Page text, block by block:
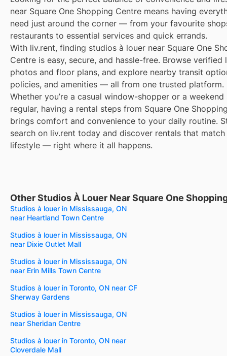
near Square One Shopping Centre means having
need just around the corner — from your favourite
restaurants to essential services and quick errands.
With liv.rent, finding studios à louer near Square One
Centre is easy, secure, and hassle-free. Browse verified
photos and floor plans, and explore nearby transit
policies, and amenities — all from one trusted platform.
Whether you’re a casual window-shopper or a weekend
regular, having a rental steps from Square One
brings comfort and convenience to your daily routine.
search on liv.rent today and discover rentals that
lifestyle — right where it all happens.
Other Studios À Louer Near Square One
Studios à louer in Mississauga, ON
near Heartland Town Centre
Studios à louer in Mississauga, ON
near Dixie Outlet Mall
Studios à louer in Mississauga, ON
near Erin Mills Town Centre
Studios à louer in Toronto, ON near CF
Sherway Gardens
Studios à louer in Mississauga, ON
near Sheridan Centre
Studios à louer in Toronto, ON near
Cloverdale Mall